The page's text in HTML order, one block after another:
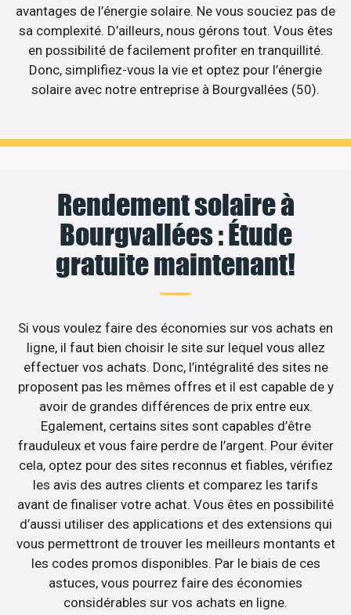
avantages de l’énergie solaire. Ne vous souciez pas de
sa complexité. D’ailleurs, nous gérons tout. Vous êtes
en possibilité de facilement profiter en tranquillité.
Donc, simplifiez-vous la vie et optez pour l’énergie
solaire avec notre entreprise à Bourgvallées (50).
Rendement solaire à
Bourgvallées : Étude
gratuite maintenant!
Si vous voulez faire des économies sur vos achats en
ligne, il faut bien choisir le site sur lequel vous allez
effectuer vos achats. Donc, l’intégralité des sites ne
proposent pas les mêmes offres et il est capable de y
avoir de grandes différences de prix entre eux.
Egalement, certains sites sont capables d’être
frauduleux et vous faire perdre de l’argent. Pour éviter
cela, optez pour des sites reconnus et fiables, vérifiez
les avis des autres clients et comparez les tarifs
avant de finaliser votre achat. Vous êtes en possibilité
d’aussi utiliser des applications et des extensions qui
vous permettront de trouver les meilleurs montants et
les codes promos disponibles. Par le biais de ces
astuces, vous pourrez faire des économies
considérables sur vos achats en ligne.